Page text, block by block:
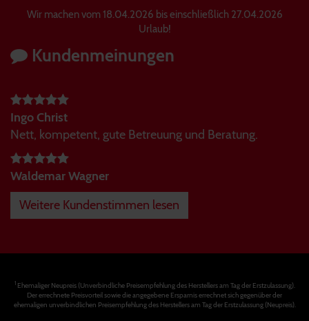
Wir machen vom 18.04.2026 bis einschließlich 27.04.2026
Urlaub!
Kundenmeinungen
Ingo Christ
Nett, kompetent, gute Betreuung und Beratung.
Waldemar Wagner
Weitere Kundenstimmen lesen
1Ehemaliger Neupreis (Unverbindliche Preisempfehlung des Herstellers am Tag der Erstzulassung).
Der errechnete Preisvorteil sowie die angegebene Ersparnis errechnet sich gegenüber der
ehemaligen unverbindlichen Preisempfehlung des Herstellers am Tag der Erstzulassung (Neupreis).